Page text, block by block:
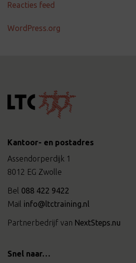
Reacties feed
WordPress.org
Kantoor- en postadres
Assendorperdijk 1
8012 EG Zwolle
Bel 088 422 9422
Mail info@ltctraining.nl
Partnerbedrijf van NextSteps.nu
Snel naar…